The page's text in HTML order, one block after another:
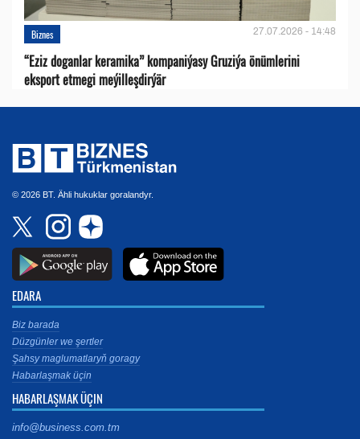
Biznes 27.07.2026 - 14:48
“Eziz doganlar keramika” kompaniýasy Gruziýa önümlerini
eksport etmegi meýilleşdirýär
© 2026 BT. Ähli hukuklar goralandyr.
EDARA
Biz barada
Düzgünler we şertler
Şahsy maglumatlaryň goragy
Habarlaşmak üçin
HABARLAŞMAK ÜÇIN
info@business.com.tm